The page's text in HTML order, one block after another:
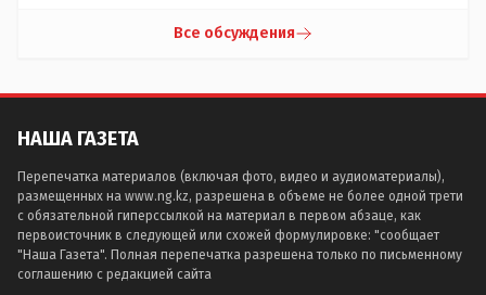
Все обсуждения
НАША ГАЗЕТА
Перепечатка материалов (включая фото, видео и аудиоматериалы),
размещенных на www.ng.kz, разрешена в объеме не более одной трети
с обязательной гиперссылкой на материал в первом абзаце, как
первоисточник в следующей или схожей формулировке: "сообщает
"Наша Газета". Полная перепечатка разрешена только по письменному
соглашению с редакцией сайта